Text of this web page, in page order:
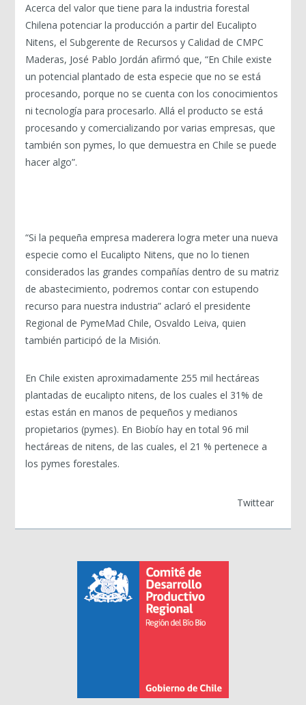
Acerca del valor que tiene para la industria forestal
Chilena potenciar la producción a partir del Eucalipto
Nitens, el Subgerente de Recursos y Calidad de CMPC
Maderas, José Pablo Jordán afirmó que, “En Chile existe
un potencial plantado de esta especie que no se está
procesando, porque no se cuenta con los conocimientos
ni tecnología para procesarlo. Allá el producto se está
procesando y comercializando por varias empresas, que
también son pymes, lo que demuestra en Chile se puede
hacer algo”.
“Si la pequeña empresa maderera logra meter una nueva
especie como el Eucalipto Nitens, que no lo tienen
considerados las grandes compañías dentro de su matriz
de abastecimiento, podremos contar con estupendo
recurso para nuestra industria” aclaró el presidente
Regional de PymeMad Chile, Osvaldo Leiva, quien
también participó de la Misión.
En Chile existen aproximadamente 255 mil hectáreas
plantadas de eucalipto nitens, de los cuales el 31% de
estas están en manos de pequeños y medianos
propietarios (pymes). En Biobío hay en total 96 mil
hectáreas de nitens, de las cuales, el 21 % pertenece a
los pymes forestales.
Twittear